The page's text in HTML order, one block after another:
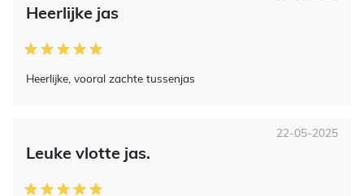
Heerlijke jas
Heerlijke, vooral zachte tussenjas
Leuke vlotte jas.
22-05-2025